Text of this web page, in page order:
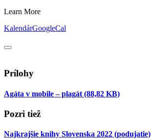
Learn More
KalendárGoogleCal
Prílohy
Agáta v mobile – plagát (88,82 KB)
Pozri tiež
Najkrajšie knihy Slovenska 2022 (podujatie)